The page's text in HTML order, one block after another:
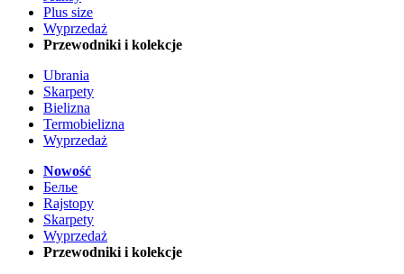
Plus size
Wyprzedaż
Przewodniki i kolekcje
Ubrania
Skarpety
Bielizna
Termobielizna
Wyprzedaż
Nowość
Белье
Rajstopy
Skarpety
Wyprzedaż
Przewodniki i kolekcje